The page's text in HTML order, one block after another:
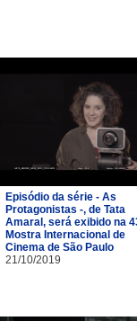
Episódio da série - As
Protagonistas -, de Tata
Amaral, será exibido na
Mostra Internacional de
Cinema de São Paulo
21/10/2019